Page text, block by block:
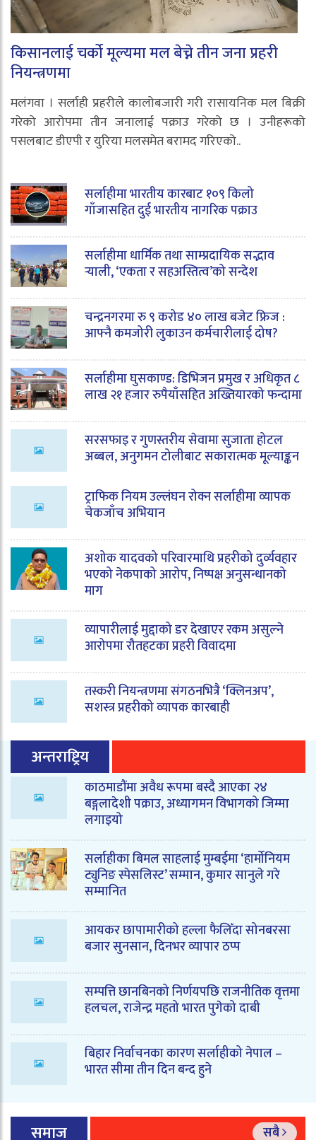
किसानलाई चर्को मूल्यमा मल बेच्ने तीन जना प्रहरी
नियन्त्रणमा
मलंगवा । सर्लाही प्रहरीले कालोबजारी गरी रासायनिक मल बिक्री
गरेको आरोपमा तीन जनालाई पक्राउ गरेको छ । उनीहरूको
पसलबाट डीएपी र युरिया मलसमेत बरामद गरिएको..
सर्लाहीमा भारतीय कारबाट १०९ किलो
गाँजासहित दुई भारतीय नागरिक पक्राउ
सर्लाहीमा धार्मिक तथा साम्प्रदायिक सद्भाव
र्‍याली, ‘एकता र सहअस्तित्व’को सन्देश
चन्द्रनगरमा रु ९ करोड ४० लाख बजेट फ्रिज :
आफ्नै कमजोरी लुकाउन कर्मचारीलाई दोष?
सर्लाहीमा घुसकाण्ड: डिभिजन प्रमुख र अधिकृत ८
लाख २१ हजार रुपैयाँसहित अख्तियारको फन्दामा
सरसफाइ र गुणस्तरीय सेवामा सुजाता होटल
अब्बल, अनुगमन टोलीबाट सकारात्मक मूल्याङ्कन
ट्राफिक नियम उल्लंघन रोक्न सर्लाहीमा व्यापक
चेकजाँच अभियान
अशोक यादवको परिवारमाथि प्रहरीको दुर्व्यवहार
भएको नेकपाको आरोप, निष्पक्ष अनुसन्धानको
माग
व्यापारीलाई मुद्दाको डर देखाएर रकम असुल्ने
आरोपमा रौतहटका प्रहरी विवादमा
तस्करी नियन्त्रणमा संगठनभित्रै ‘क्लिनअप’,
सशस्त्र प्रहरीको व्यापक कारबाही
अन्तराष्ट्रिय
काठमाडौंमा अवैध रूपमा बस्दै आएका २४
बङ्गलादेशी पक्राउ, अध्यागमन विभागको जिम्मा
लगाइयो
सर्लाहीका बिमल साहलाई मुम्बईमा ‘हार्मोनियम
ट्युनिङ स्पेसलिस्ट’ सम्मान, कुमार सानुले गरे
सम्मानित
आयकर छापामारीको हल्ला फैलिँदा सोनबरसा
बजार सुनसान, दिनभर व्यापार ठप्प
सम्पत्ति छानबिनको निर्णयपछि राजनीतिक वृत्तमा
हलचल, राजेन्द्र महतो भारत पुगेको दाबी
बिहार निर्वाचनका कारण सर्लाहीको नेपाल –
भारत सीमा तीन दिन बन्द हुने
समाज सबै